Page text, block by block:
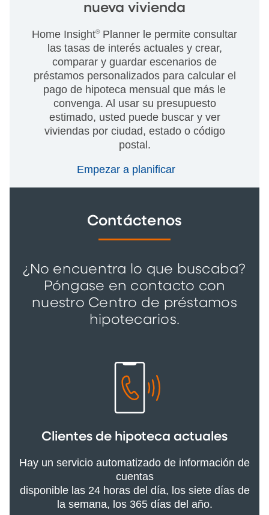
nueva vivienda
Home Insight®Planner le permite consultar
las tasas de interés actuales y crear,
comparar y guardar escenarios de
préstamos personalizados para calcular el
pago de hipoteca mensual que más le
convenga. Al usar su presupuesto
estimado, usted puede buscar y ver
viviendas por ciudad, estado o código
postal.
Empezar a planificar
Contáctenos
¿No encuentra lo que buscaba?
Póngase en contacto con
nuestro Centro de préstamos
hipotecarios.
Clientes de hipoteca actuales
Hay un servicio automatizado de información de
cuentas
disponible las 24 horas del día, los siete días de
la semana, los 365 días del año.